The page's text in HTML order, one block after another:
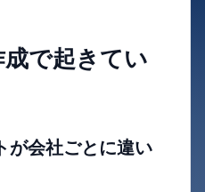
で起きてい
が会社ごとに違い